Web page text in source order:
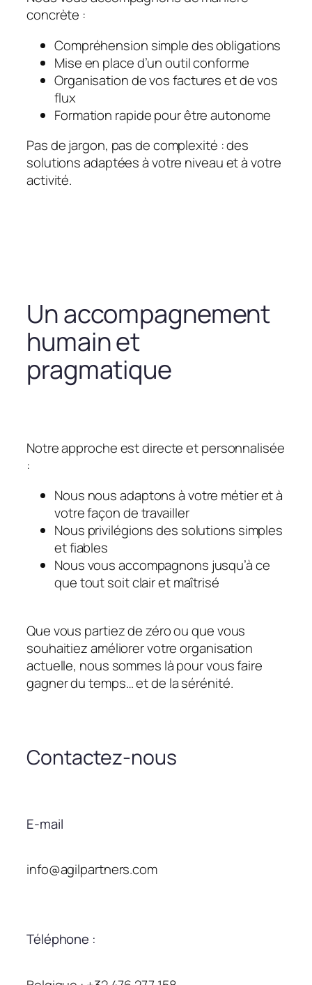
concrète :
Compréhension simple des obligations
Mise en place d’un outil conforme
Organisation de vos factures et de vos
flux
Formation rapide pour être autonome
Pas de jargon, pas de complexité : des
solutions adaptées à votre niveau et à votre
activité.
Un accompagnement
humain et
pragmatique
Notre approche est directe et personnalisée
:
Nous nous adaptons à votre métier et à
votre façon de travailler
Nous privilégions des solutions simples
et fiables
Nous vous accompagnons jusqu’à ce
que tout soit clair et maîtrisé
Que vous partiez de zéro ou que vous
souhaitiez améliorer votre organisation
actuelle, nous sommes là pour vous faire
gagner du temps… et de la sérénité.
Contactez-nous
E-mail
info@agilpartners.com
Téléphone :